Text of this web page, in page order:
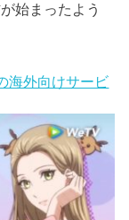
始まったよう
海外向けサービ